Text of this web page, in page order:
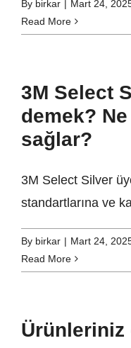
By birkar | Mart 24,
Read More
3M Select
demek?
sağlar?
3M Select Silver
standartlarına ve
By birkar | Mart 24,
Read More